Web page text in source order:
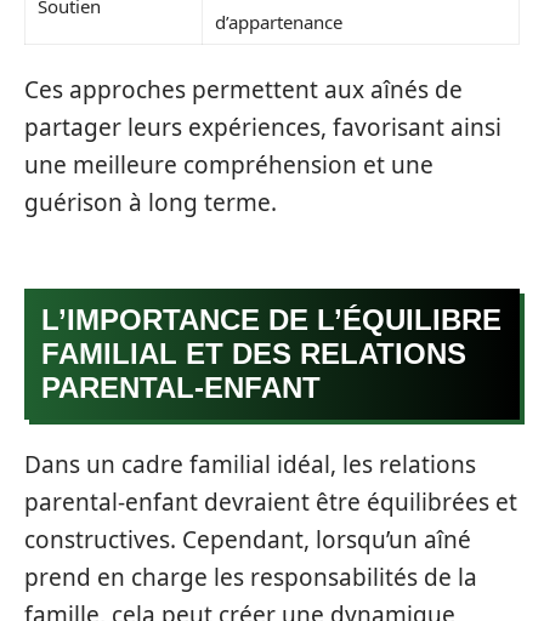
Soutien
d’appartenance
Ces approches permettent aux aînés de
partager leurs expériences, favorisant ainsi
une meilleure compréhension et une
guérison à long terme.
L’IMPORTANCE DE L’ÉQUILIBRE
FAMILIAL ET DES RELATIONS
PARENTAL-ENFANT
Dans un cadre familial idéal, les relations
parental-enfant devraient être équilibrées et
constructives. Cependant, lorsqu’un aîné
prend en charge les responsabilités de la